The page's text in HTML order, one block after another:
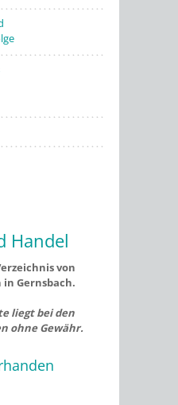
Handel
von
Gernsbach.
liegt bei den
ohne Gewähr.